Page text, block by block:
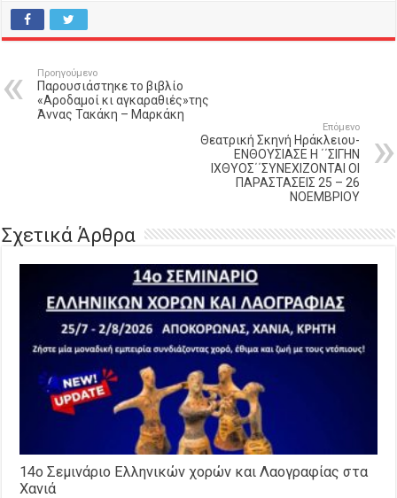
Προηγούμενο
Παρουσιάστηκε το βιβλίο
«Αροδαμοί κι αγκαραθιές»της
Άννας Τακάκη – Μαρκάκη
Επόμενο
Θεατρική Σκηνή Ηράκλειου-
ΕΝΘΟΥΣΙΑΣΕ Η ΄΄ΣΙΓΗΝ
ΙΧΘΥΟΣ΄΄ΣΥΝΕΧΙΖΟΝΤΑΙ ΟΙ
ΠΑΡΑΣΤΑΣΕΙΣ 25 – 26
ΝΟΕΜΒΡΙΟΥ
Σχετικά Άρθρα
14o Σεμινάριο Ελληνικών χορών και Λαογραφίας στα
Χανιά